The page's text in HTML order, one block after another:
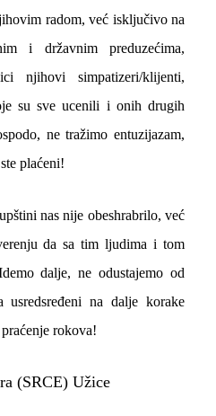
radom, već isključivo na
i državnim preduzećima,
njihovi simpatizeri/klijenti,
su sve ucenili i onih drugih
ne tražimo entuzijazam,
plaćeni!
nas nije obeshrabrilo, već
da sa tim ljudima i tom
dalje, ne odustajemo od
usredsređeni na dalje korake
rokova!
(SRCE) Užice